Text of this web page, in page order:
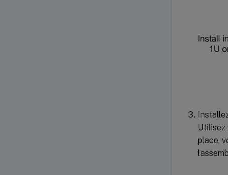
Utilisez
place,